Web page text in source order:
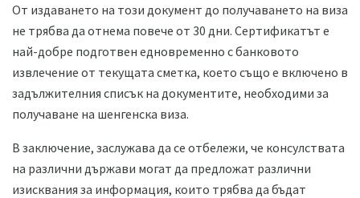
От издаването на този документ до получаването на виза
не трябва да отнема повече от 30 дни. Сертификатът е
най-добре подготвен едновременно с банковото
извлечение от текущата сметка, което също е включено в
задължителния списък на документите, необходими за
получаване на шенгенска виза.
В заключение, заслужава да се отбележи, че консулствата
на различни държави могат да предложат различни
изисквания за информация, които трябва да бъдат